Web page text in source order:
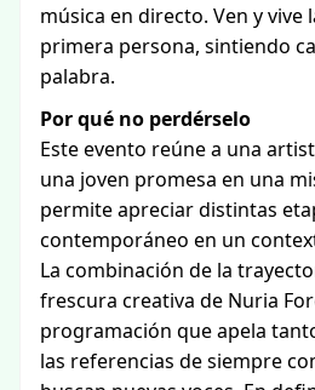
música en directo. Ven y vive
primera persona, sintiendo
palabra.
Por qué no perdérselo
Este evento reúne a una
una joven promesa en una
permite apreciar distintas
contemporáneo en un
La combinación de la
frescura creativa de Nuria
programación que apela
las referencias de siempre